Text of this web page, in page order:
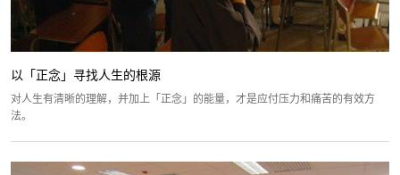
以「正念」寻找人生的根源
对人生有清晰的理解，并加上「正念」的能量，才是应付压力和痛苦的有效方
法。